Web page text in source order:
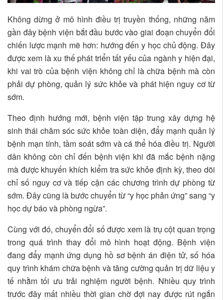
Không dừng ở mô hình điều trị truyền thống, những năm
gần đây bệnh viện bắt đầu bước vào giai đoạn chuyển đổi
chiến lược mạnh mẽ hơn: hướng đến y học chủ động. Đây
được xem là xu thế phát triển tất yếu của ngành y hiện đại,
khi vai trò của bệnh viện không chỉ là chữa bệnh mà còn
phải dự phòng, quản lý sức khỏe và phát hiện nguy cơ từ
sớm.
Theo định hướng mới, bệnh viện tập trung xây dựng hệ
sinh thái chăm sóc sức khỏe toàn diện, đẩy mạnh quản lý
bệnh mạn tính, tầm soát sớm và cá thể hóa điều trị. Người
dân không còn chỉ đến bệnh viện khi đã mắc bệnh nặng
mà được khuyến khích kiểm tra sức khỏe định kỳ, theo dõi
chỉ số nguy cơ và tiếp cận các chương trình dự phòng từ
sớm. Đây cũng là bước chuyển từ “y học phản ứng” sang “y
học dự báo và phòng ngừa”.
Cùng với đó, chuyển đổi số được xem là trụ cột quan trọng
trong quá trình thay đổi mô hình hoạt động. Bệnh viện
đang đẩy mạnh ứng dụng hồ sơ bệnh án điện tử, số hóa
quy trình khám chữa bệnh và tăng cường quản trị dữ liệu y
tế nhằm tối ưu trải nghiệm người bệnh. Nhiều quy trình
trước đây mất nhiều thời gian chờ đợi nay được rút ngắn